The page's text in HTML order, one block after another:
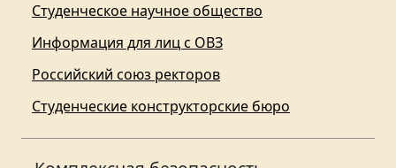
Студенческое научное общество
Информация для лиц с ОВЗ
Российский союз ректоров
Студенческие конструкторские бюро